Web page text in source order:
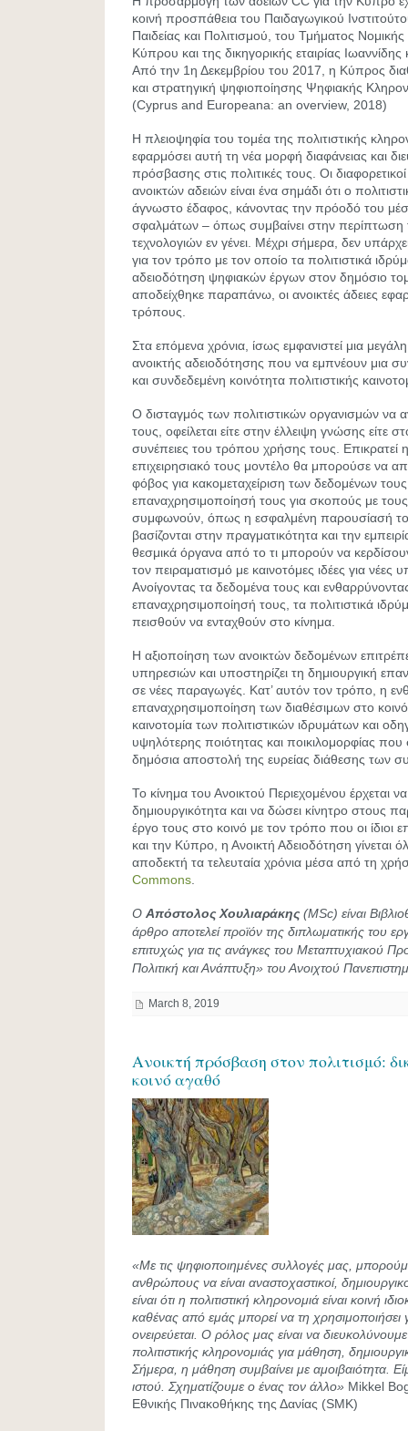
κοινή προσπάθεια του Παιδαγωγικού
Παιδείας και Πολιτισμού, του Τμήματος
Κύπρου και της δικηγορικής εταιρίας
Από την 1η Δεκεμβρίου του 2017, η Κύπρος
και στρατηγική ψηφιοποίησης Ψηφιακής
(Cyprus and Europeana: an overview, 2018)
Η πλειοψηφία του τομέα της πολιτιστικής
εφαρμόσει αυτή τη νέα μορφή διαφάνειας και
πρόσβασης στις πολιτικές τους. Οι
ανοικτών αδειών είναι ένα σημάδι ότι ο
άγνωστο έδαφος, κάνοντας την πρόοδό του
σφαλμάτων – όπως συμβαίνει στην
τεχνολογιών εν γένει. Μέχρι σήμερα, δεν
για τον τρόπο με τον οποίο τα πολιτιστικά
αδειοδότηση ψηφιακών έργων στον δημόσιο
αποδείχθηκε παραπάνω, οι ανοικτές άδειες
τρόπους.
Στα επόμενα χρόνια, ίσως εμφανιστεί μια
ανοικτής αδειοδότησης που να εμπνέουν μια
και συνδεδεμένη κοινότητα πολιτιστικής
Ο δισταγμός των πολιτιστικών οργανισμών να
τους, οφείλεται είτε στην έλλειψη γνώσης είτε
συνέπειες του τρόπου χρήσης τους. Επικρατεί
επιχειρησιακό τους μοντέλο θα μπορούσε να
φόβος για κακομεταχείριση των δεδομένων
επαναχρησιμοποίησή τους για σκοπούς με
συμφωνούν, όπως η εσφαλμένη παρουσίασή
βασίζονται στην πραγματικότητα και την
θεσμικά όργανα από το τι μπορούν να
τον πειραματισμό με καινοτόμες ιδέες για νέες
Ανοίγοντας τα δεδομένα τους και
επαναχρησιμοποίησή τους, τα πολιτιστικά
πεισθούν να ενταχθούν στο κίνημα.
Η αξιοποίηση των ανοικτών δεδομένων
υπηρεσιών και υποστηρίζει τη δημιουργική
σε νέες παραγωγές. Κατ’ αυτόν τον τρόπο, η
επαναχρησιμοποίηση των διαθέσιμων στο κοινό
καινοτομία των πολιτιστικών ιδρυμάτων και
υψηλότερης ποιότητας και ποικιλομορφίας
δημόσια αποστολή της ευρείας διάθεσης των
Το κίνημα του Ανοικτού Περιεχομένου έρχεται
δημιουργικότητα και να δώσει κίνητρο στους
έργο τους στο κοινό με τον τρόπο που οι ίδιοι
και την Κύπρο, η Ανοικτή Αδειοδότηση γίνεται
αποδεκτή τα τελευταία χρόνια μέσα από τη
Commons.
Ο Απόστολος Χουλιαράκης (MSc) είναι
άρθρο αποτελεί προϊόν της διπλωματικής του
επιτυχώς για τις ανάγκες του Μεταπτυχιακού
Πολιτική και Ανάπτυξη» του Ανοιχτού
March 8, 2019
Ανοικτή πρόσβαση στον πολιτισμό:
κοινό αγαθό
«Με τις ψηφιοποιημένες συλλογές μας,
ανθρώπους να είναι αναστοχαστικοί,
είναι ότι η πολιτιστική κληρονομιά είναι κοινή
καθένας από εμάς μπορεί να τη χρησιμοποιήσει
ονειρεύεται. Ο ρόλος μας είναι να
πολιτιστικής κληρονομιάς για μάθηση,
Σήμερα, η μάθηση συμβαίνει με αμοιβαιότητα.
ιστού. Σχηματίζουμε ο ένας τον άλλο» Mikkel
Εθνικής Πινακοθήκης της Δανίας (SMK)